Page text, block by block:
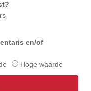
en/of
Hoge waarde